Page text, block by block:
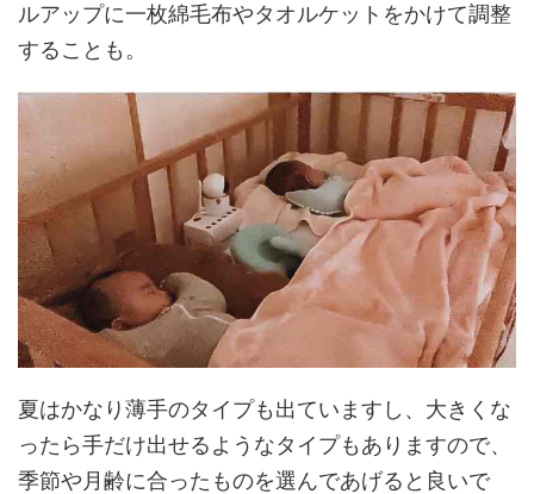
ルアップに一枚綿毛布やタオルケットをかけて調整
することも。
夏はかなり薄手のタイプも出ていますし、大きくな
ったら手だけ出せるようなタイプもありますので、
季節や月齢に合ったものを選んであげると良いで